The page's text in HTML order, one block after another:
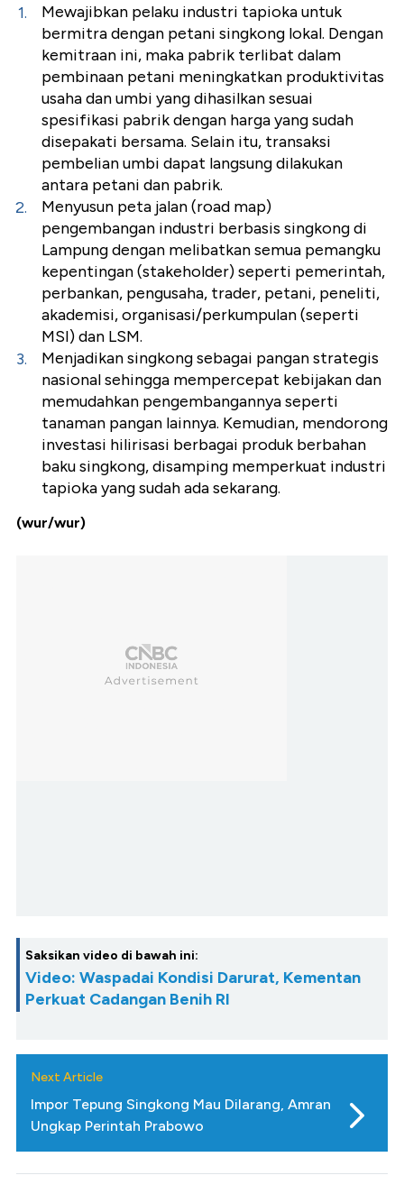
Mewajibkan pelaku industri tapioka untuk
bermitra dengan petani singkong lokal. Dengan
kemitraan ini, maka pabrik terlibat dalam
pembinaan petani meningkatkan produktivitas
usaha dan umbi yang dihasilkan sesuai
spesifikasi pabrik dengan harga yang sudah
disepakati bersama. Selain itu, transaksi
pembelian umbi dapat langsung dilakukan
antara petani dan pabrik.
Menyusun peta jalan (road map)
pengembangan industri berbasis singkong di
Lampung dengan melibatkan semua pemangku
kepentingan (stakeholder) seperti pemerintah,
perbankan, pengusaha, trader, petani, peneliti,
akademisi, organisasi/perkumpulan (seperti
MSI) dan LSM.
Menjadikan singkong sebagai pangan strategis
nasional sehingga mempercepat kebijakan dan
memudahkan pengembangannya seperti
tanaman pangan lainnya. Kemudian, mendorong
investasi hilirisasi berbagai produk berbahan
baku singkong, disamping memperkuat industri
tapioka yang sudah ada sekarang.
(wur/wur)
Saksikan video di bawah ini:
Video: Waspadai Kondisi Darurat, Kementan
Perkuat Cadangan Benih RI
Next Article
Impor Tepung Singkong Mau Dilarang, Amran
Ungkap Perintah Prabowo